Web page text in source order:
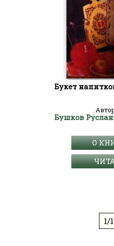
Букет
Бушков
О
1/1